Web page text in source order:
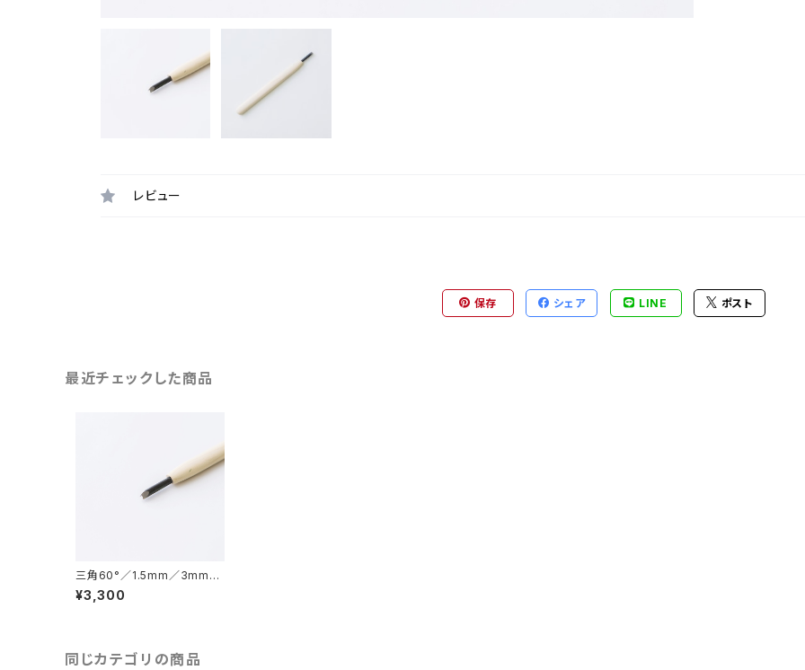
レビュー
保存 シェア LINE ポスト
最近チェックした商品
三角60°／1.5mm／3mm／
4.5mm／6mm／9mm／彫
刻刀
¥3,300
同じカテゴリの商品